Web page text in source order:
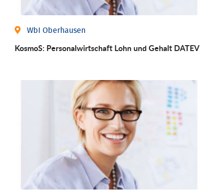
WbI Oberhausen
KosmoS: Personalwirtschaft Lohn und Gehalt DATEV